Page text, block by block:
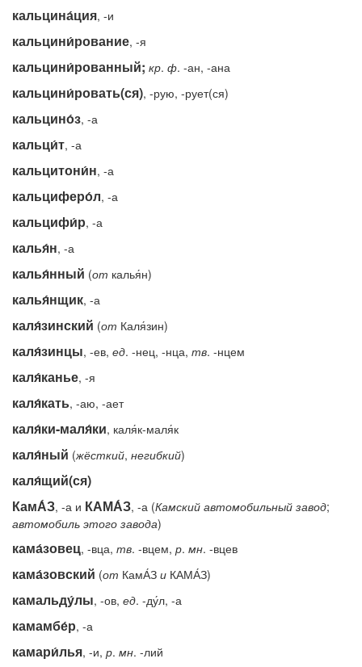
кальцина́ция, -и
кальцини́рование, -я
кальцини́рованный; кр. ф. -ан, -ана
кальцини́ровать(ся), -рую, -рует(ся)
кальцино́з, -а
кальци́т, -а
кальцитони́н, -а
кальциферо́л, -а
кальцифи́р, -а
калья́н, -а
калья́нный (от калья́н)
калья́нщик, -а
каля́зинский (от Каля́зин)
каля́зинцы, -ев, ед. -нец, -нца, тв. -нцем
каля́канье, -я
каля́кать, -аю, -ает
каля́ки-маля́ки, каля́к-маля́к
каля́ный (жёсткий, негибкий)
каля́щий(ся)
КамА́З, -а и КАМА́З, -а (Камский автомобильный завод;
автомобиль этого завода)
кама́зовец, -вца, тв. -вцем, р. мн. -вцев
кама́зовский (от КамА́З и КАМА́З)
камальду́лы, -ов, ед. -ду́л, -а
камамбе́р, -а
камари́лья, -и, р. мн. -лий